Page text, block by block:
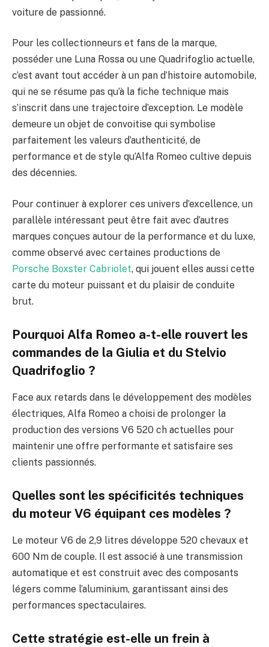
voiture de passionné.
Pour les collectionneurs et fans de la marque,
posséder une Luna Rossa ou une Quadrifoglio actuelle,
c’est avant tout accéder à un pan d’histoire automobile,
qui ne se résume pas qu’à la fiche technique mais
s’inscrit dans une trajectoire d’exception. Le modèle
demeure un objet de convoitise qui symbolise
parfaitement les valeurs d’authenticité, de
performance et de style qu’Alfa Romeo cultive depuis
des décennies.
Pour continuer à explorer ces univers d’excellence, un
parallèle intéressant peut être fait avec d’autres
marques conçues autour de la performance et du luxe,
comme observé avec certaines productions de
Porsche Boxster Cabriolet, qui jouent elles aussi cette
carte du moteur puissant et du plaisir de conduite
brut.
Pourquoi Alfa Romeo a-t-elle rouvert les
commandes de la Giulia et du Stelvio
Quadrifoglio ?
Face aux retards dans le développement des modèles
électriques, Alfa Romeo a choisi de prolonger la
production des versions V6 520 ch actuelles pour
maintenir une offre performante et satisfaire ses
clients passionnés.
Quelles sont les spécificités techniques
du moteur V6 équipant ces modèles ?
Le moteur V6 de 2,9 litres développe 520 chevaux et
600 Nm de couple. Il est associé à une transmission
automatique et est construit avec des composants
légers comme l’aluminium, garantissant ainsi des
performances spectaculaires.
Cette stratégie est-elle un frein à